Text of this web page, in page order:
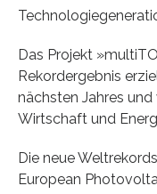
Das Projekt
Rekordergebnis
nächsten Jahres
Wirtschaft und
Die neue
European